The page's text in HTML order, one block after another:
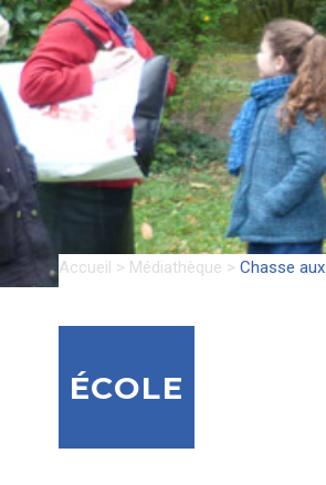
Accueil > Médiathèque > Chasse
ÉCOLE